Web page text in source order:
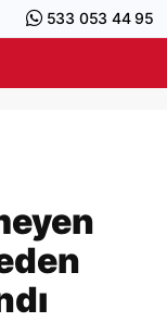
533 053 44 95